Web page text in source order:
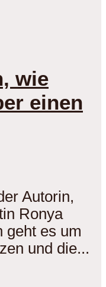
wie
einen
Autorin,
Ronya
geht es um
und die...